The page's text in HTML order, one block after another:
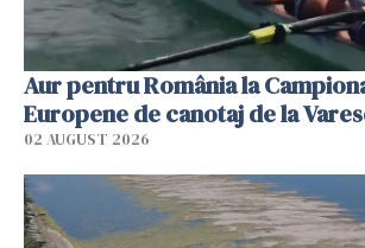
Aur pentru România la
Europene de canotaj de la
02 AUGUST 2026